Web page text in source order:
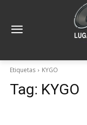
Etiquetas KYGO
Tag: KYGO